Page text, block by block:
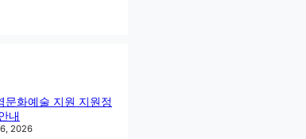
문화예술 지원 지원정
내
2026